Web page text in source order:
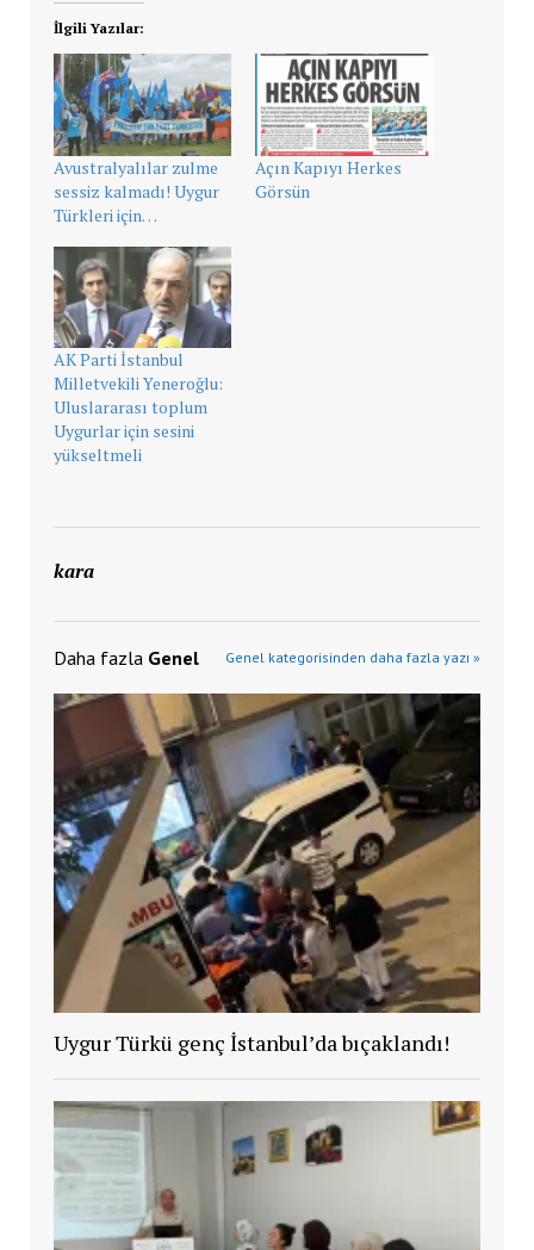
İlgili Yazılar:
Avustralyalılar zulme
sessiz kalmadı! Uygur
Türkleri için…
Açın Kapıyı Herkes
Görsün
AK Parti İstanbul
Milletvekili Yeneroğlu:
Uluslararası toplum
Uygurlar için sesini
yükseltmeli
kara
Daha fazla Genel Genel kategorisinden daha fazla yazı »
Uygur Türkü genç İstanbul’da bıçaklandı!